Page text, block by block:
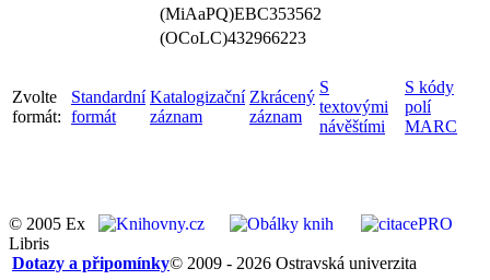
(MiAaPQ)EBC353562
(OCoLC)432966223
Zvolte
formát:
Standardní
formát
Katalogizační
záznam
Zkrácený
záznam
S
textovými
návěštími
S kódy
polí
MARC
© 2005 Ex
Libris
© 2009 - 2026 Ostravská univerzita
Dotazy a připomínky